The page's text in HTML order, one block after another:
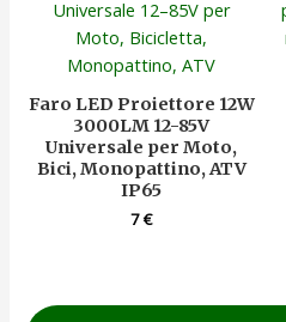
Faro LED Proiettore 12W
3000LM 12-85V
Universale per Moto,
Bici, Monopattino, ATV
IP65
7€